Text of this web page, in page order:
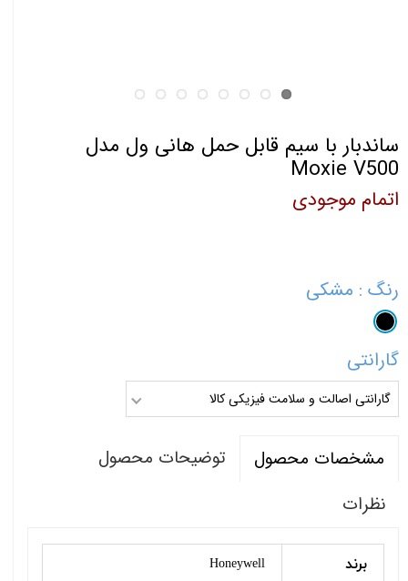
ساندبار با سیم قابل حمل هانی ول مدل
Moxie V500
اتمام موجودی
رنگ : مشکی
گارانتی
گارانتی اصالت و سلامت فیزیکی کالا
مشخصات محصول
توضیحات محصول
نظرات
برند Honeywell